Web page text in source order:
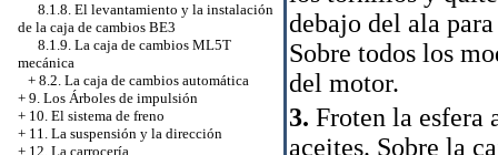
8.1.8. El levantamiento y la instalación
de la caja de cambios ВЕ3
8.1.9. La caja de cambios ML5T
mecánica
+ 8.2. La caja de cambios automática
+ 9. Los Árboles de impulsión
+ 10. El sistema de freno
+ 11. La suspensión y la dirección
+ 12. La carrocería
debajo del ala
Sobre todos los
del motor.
3. Froten la esfera
aceites. Sobre la